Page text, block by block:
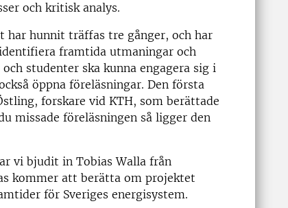
och kritisk analys.
har hunnit träffas tre gånger, och har
framtida utmaningar och
studenter ska kunna engagera sig i
öppna föreläsningar. Den första
forskare vid KTH, som berättade
missade föreläsningen så ligger den
vi bjudit in Tobias Walla från
kommer att berätta om projektet
för Sveriges energisystem.